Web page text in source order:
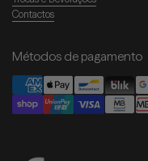
Contactos
Métodos de pagamento